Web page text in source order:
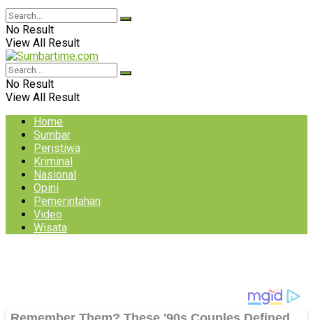
No Result
View All Result
No Result
View All Result
Home
Sumbar
Peristiwa
Kriminal
Nasional
Opini
Pemerintahan
Video
Wisata